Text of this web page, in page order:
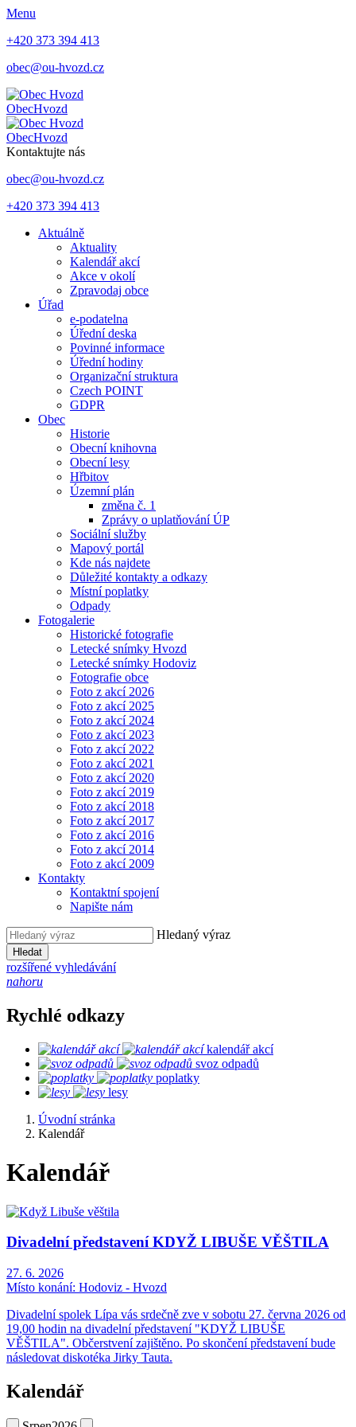
Menu
+420 373 394 413
obec@ou-hvozd.cz
ObecHvozd
ObecHvozd
Kontaktujte nás
obec@ou-hvozd.cz
+420 373 394 413
Aktuálně
Aktuality
Kalendář akcí
Akce v okolí
Zpravodaj obce
Úřad
e-podatelna
Úřední deska
Povinné informace
Úřední hodiny
Organizační struktura
Czech POINT
GDPR
Obec
Historie
Obecní knihovna
Obecní lesy
Hřbitov
Územní plán
změna č. 1
Zprávy o uplatňování ÚP
Sociální služby
Mapový portál
Kde nás najdete
Důležité kontakty a odkazy
Místní poplatky
Odpady
Fotogalerie
Historické fotografie
Letecké snímky Hvozd
Letecké snímky Hodoviz
Fotografie obce
Foto z akcí 2026
Foto z akcí 2025
Foto z akcí 2024
Foto z akcí 2023
Foto z akcí 2022
Foto z akcí 2021
Foto z akcí 2020
Foto z akcí 2019
Foto z akcí 2018
Foto z akcí 2017
Foto z akcí 2016
Foto z akcí 2014
Foto z akcí 2009
Kontakty
Kontaktní spojení
Napište nám
Hledaný výraz
Hledat
rozšířené vyhledávání
nahoru
Rychlé odkazy
kalendář akcí
svoz odpadů
poplatky
lesy
Úvodní stránka
Kalendář
Kalendář
Divadelní představení KDYŽ LIBUŠE VĚŠTILA
27. 6. 2026
Místo konání: Hodoviz - Hvozd
Divadelní spolek Lípa vás srdečně zve v sobotu 27. června 2026 od
19,00 hodin na divadelní představení "KDYŽ LIBUŠE
VĚŠTILA". Občerstvení zajištěno. Po skončení představení bude
následovat diskotéka Jirky Tauta.
Kalendář